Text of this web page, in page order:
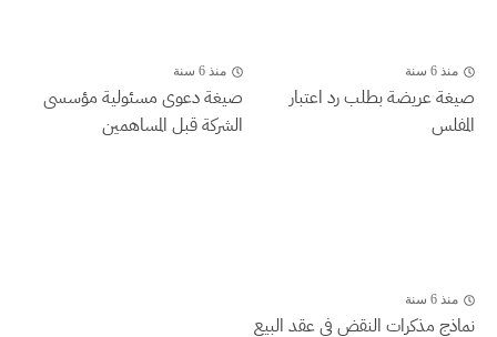
منذ 6 سنة
صيغة عريضة بطلب رد اعتبار
المفلس
منذ 6 سنة
صيغة دعوى مسئولية مؤسسى
الشركة قبل المساهمين
منذ 6 سنة
نماذج مذكرات النقض فى عقد البيع